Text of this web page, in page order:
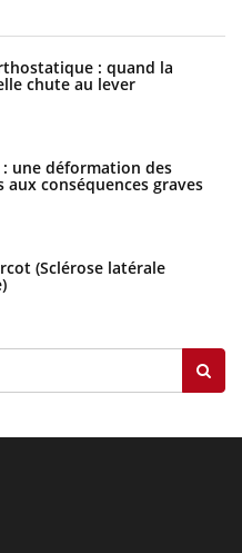
: quand la
chute au lever
une déformation des
aux conséquences graves
(Sclérose latérale